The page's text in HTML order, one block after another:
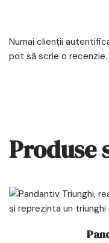
Numai clienții
pot să scrie o recenzie.
Produse